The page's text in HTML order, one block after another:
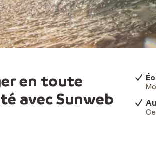
en toute
avec Sunweb